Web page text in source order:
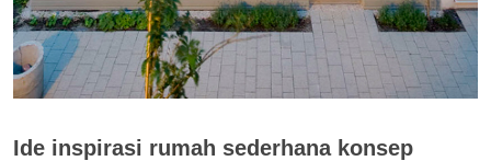
Ide inspirasi rumah sederhana konsep